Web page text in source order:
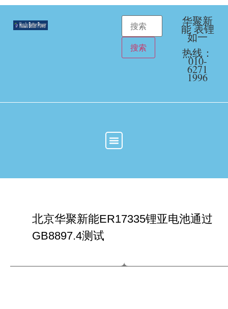
华聚新
能 表锂
如一
热线：
010-
6271
1996
北京华聚新能ER17335锂亚电池通过
GB8897.4测试